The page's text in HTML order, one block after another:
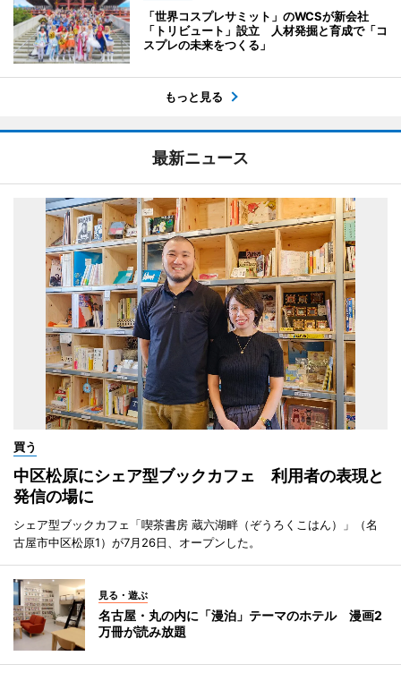
「世界コスプレサミット」のWCSが新会社
「トリビュート」設立 人材発掘と育成で「コ
スプレの未来をつくる」
もっと見る
最新ニュース
買う
中区松原にシェア型ブックカフェ 利用者の表現と
発信の場に
シェア型ブックカフェ「喫茶書房 蔵六湖畔（ぞうろくこはん）」（名
古屋市中区松原1）が7月26日、オープンした。
見る・遊ぶ
名古屋・丸の内に「漫泊」テーマのホテル 漫画2
万冊が読み放題